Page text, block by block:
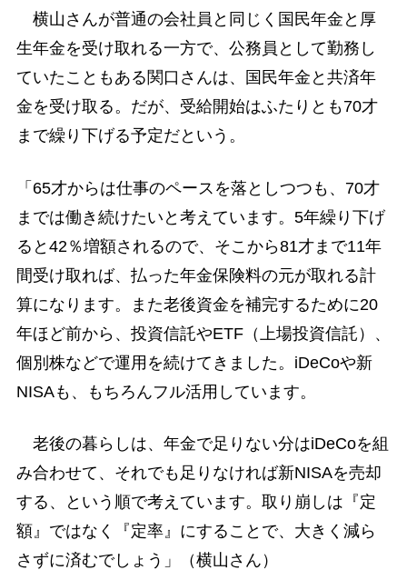
横山さんが普通の会社員と同じく国民年金と厚
生年金を受け取れる一方で、公務員として勤務し
ていたこともある関口さんは、国民年金と共済年
金を受け取る。だが、受給開始はふたりとも70才
まで繰り下げる予定だという。
「65才からは仕事のペースを落としつつも、70才
までは働き続けたいと考えています。5年繰り下げ
ると42％増額されるので、そこから81才まで11年
間受け取れば、払った年金保険料の元が取れる計
算になります。また老後資金を補完するために20
年ほど前から、投資信託やETF（上場投資信託）、
個別株などで運用を続けてきました。iDeCoや新
NISAも、もちろんフル活用しています。
老後の暮らしは、年金で足りない分はiDeCoを組
み合わせて、それでも足りなければ新NISAを売却
する、という順で考えています。取り崩しは『定
額』ではなく『定率』にすることで、大きく減ら
さずに済むでしょう」（横山さん）